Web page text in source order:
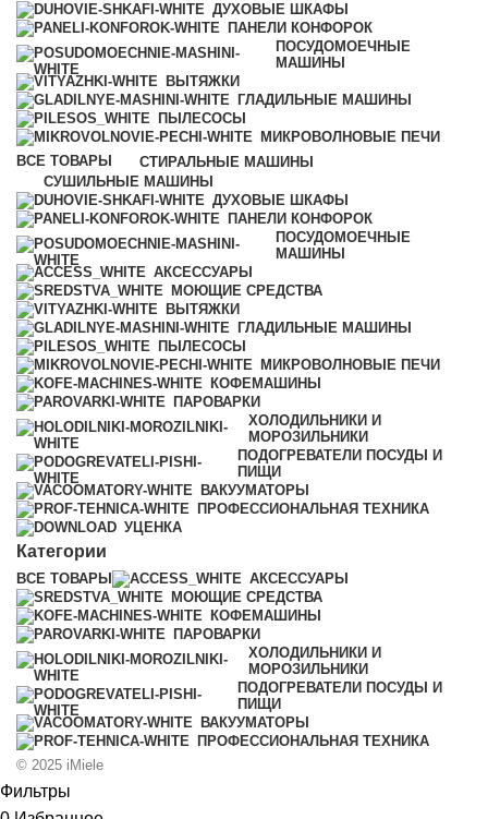
ДУХОВЫЕ ШКАФЫ
ПАНЕЛИ КОНФОРОК
ПОСУДОМОЕЧНЫЕ
МАШИНЫ
ВЫТЯЖКИ
ГЛАДИЛЬНЫЕ МАШИНЫ
ПЫЛЕСОСЫ
МИКРОВОЛНОВЫЕ ПЕЧИ
ВСЕ ТОВАРЫ
СТИРАЛЬНЫЕ МАШИНЫ
СУШИЛЬНЫЕ МАШИНЫ
ДУХОВЫЕ ШКАФЫ
ПАНЕЛИ КОНФОРОК
ПОСУДОМОЕЧНЫЕ
МАШИНЫ
АКСЕССУАРЫ
МОЮЩИЕ СРЕДСТВА
ВЫТЯЖКИ
ГЛАДИЛЬНЫЕ МАШИНЫ
ПЫЛЕСОСЫ
МИКРОВОЛНОВЫЕ ПЕЧИ
КОФЕМАШИНЫ
ПАРОВАРКИ
ХОЛОДИЛЬНИКИ И
МОРОЗИЛЬНИКИ
ПОДОГРЕВАТЕЛИ ПОСУДЫ И
ПИЩИ
ВАКУУМАТОРЫ
ПРОФЕССИОНАЛЬНАЯ ТЕХНИКА
УЦЕНКА
Категории
ВСЕ ТОВАРЫ
АКСЕССУАРЫ
МОЮЩИЕ СРЕДСТВА
КОФЕМАШИНЫ
ПАРОВАРКИ
ХОЛОДИЛЬНИКИ И
МОРОЗИЛЬНИКИ
ПОДОГРЕВАТЕЛИ ПОСУДЫ И
ПИЩИ
ВАКУУМАТОРЫ
ПРОФЕССИОНАЛЬНАЯ ТЕХНИКА
© 2025 iMiele
Фильтры